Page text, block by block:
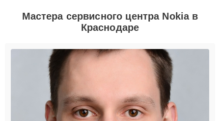
Мастера сервисного центра Nokia в
Краснодаре